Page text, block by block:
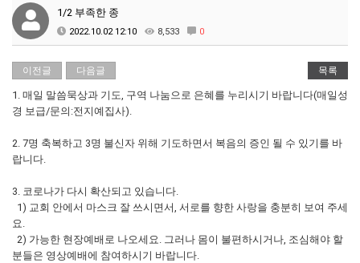
1/2 부족한 종
2022.10.02 12:10 8,533 0
이전글 다음글 목록
1. 매일 말씀묵상과 기도, 구역 나눔으로 은혜를 누리시기 바랍니다(매일성
경 보급/문의:전지예집사).
2. 7명 축복하고 3명 불신자 위해 기도하면서 복음의 증인 될 수 있기를 바
랍니다.
3. 코로나가 다시 확산되고 있습니다.
1) 교회 안에서 마스크 잘 쓰시면서, 서로를 향한 사랑을 충분히 보여 주세
요.
2) 가능한 현장예배로 나오세요. 그러나 몸이 불편하시거나, 조심해야 할
분들은 영상예배에 참여하시기 바랍니다.